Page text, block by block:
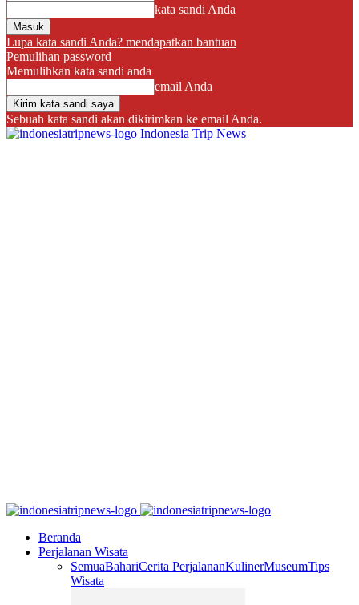
kata sandi Anda
Lupa kata sandi Anda? mendapatkan bantuan
Pemulihan password
Memulihkan kata sandi anda
email Anda
Sebuah kata sandi akan dikirimkan ke email Anda.
Indonesia Trip News
Beranda
Perjalanan Wisata
SemuaBahariCerita PerjalananKulinerMuseumTips
Wisata